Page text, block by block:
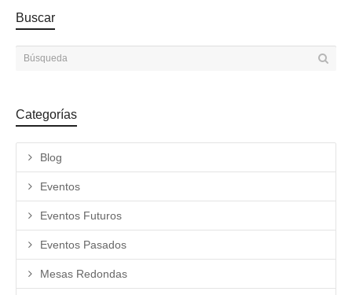
Buscar
Categorías
Blog
Eventos
Eventos Futuros
Eventos Pasados
Mesas Redondas